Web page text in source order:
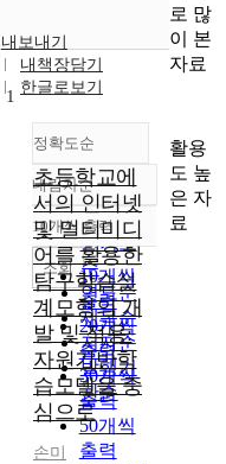
내보내기
내책장담기
한글로보기
정확도순
정확도
순
인기도
순
연도순
제목순
저자순
발행기
관순
내림차순
내림차순
10개씩 출력
10개씩
출력
20개씩
출력
30개씩
출력
50개씩
출력
조회
1
초등학교에
서의 인터넷
및 멀티미디
어를 활용한
탐구학습설
계모형의 개
발 및 적용:
자원기반학
습모델을 중
심으로
손미
로 많
이 본
자료
활용
도 높
은 자
료